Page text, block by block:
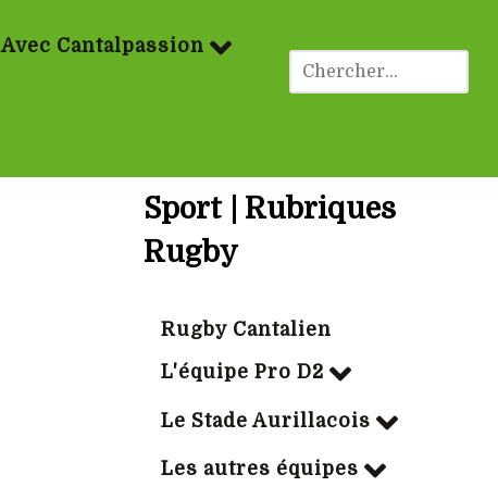
Avec Cantalpassion
Sport | Rubriques
Rugby
Rugby Cantalien
L'équipe Pro D2
Le Stade Aurillacois
Les autres équipes